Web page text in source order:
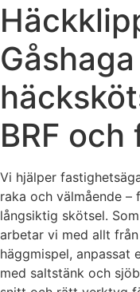
BRF
Vi hjälper
raka och välmående
långsiktig skötsel.
arbetar vi med allt
häggmispel, anpassat
med saltstänk och